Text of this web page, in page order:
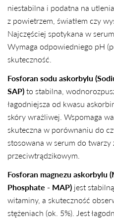
niestabilna i podatna na
z powietrzem, światłem czy
Najczęściej spotykana w
Wymaga odpowiedniego pH
skuteczność.
Fosforan sodu askorbylu
SAP) to stabilna,
łagodniejsza od kwasu
skóry wrażliwej. Wspomaga
skuteczna w porównaniu do
stosowana w serum do twarzy
przeciwtrądzikowym.
Fosforan magnezu askorbylu
Phosphate - MAP) jest
witaminy, a skuteczność
stężeniach (ok. 5%). Jest